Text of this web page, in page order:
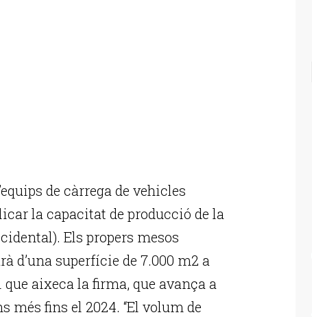
de càrrega de vehicles
la capacitat de producció de la
Els propers mesos
d’una superfície de 7.000 m2 a
aixeca la firma, que avança a
més fins el 2024. “El volum de